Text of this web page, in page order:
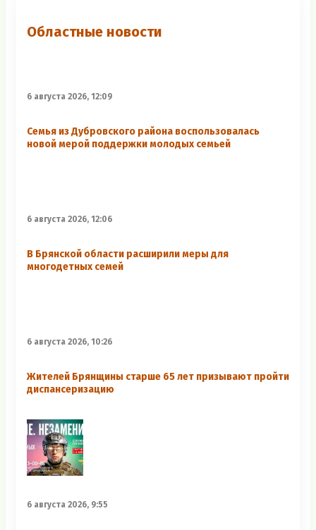
Областные новости
6 августа 2026, 12:09
Семья из Дубровского района воспользовалась
новой мерой поддержки молодых семьей
6 августа 2026, 12:06
В Брянской области расширили меры для
многодетных семей
6 августа 2026, 10:26
Жителей Брянщины старше 65 лет призывают пройти
диспансеризацию
6 августа 2026, 9:55